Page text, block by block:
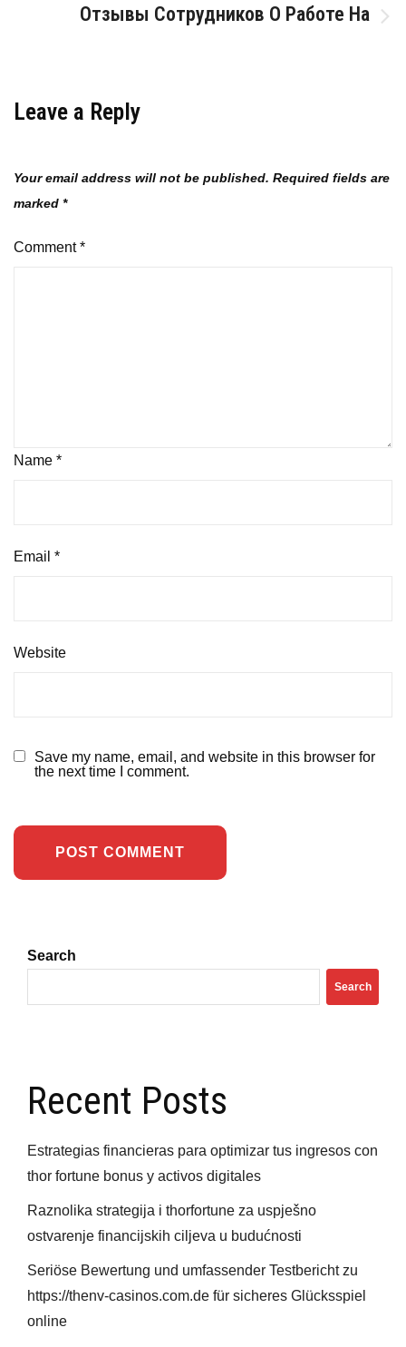
Отзывы Сотрудников О Работе На
Leave a Reply
Your email address will not be published. Required fields are
marked *
Comment*
Name *
Email *
Website
Save my name, email, and website in this browser for
the next time I comment.
Search
Search
Recent Posts
Estrategias financieras para optimizar tus ingresos con
thor fortune bonus y activos digitales
Raznolika strategija i thorfortune za uspješno
ostvarenje financijskih ciljeva u budućnosti
Seriöse Bewertung und umfassender Testbericht zu
https://thenv-casinos.com.de für sicheres Glücksspiel
online